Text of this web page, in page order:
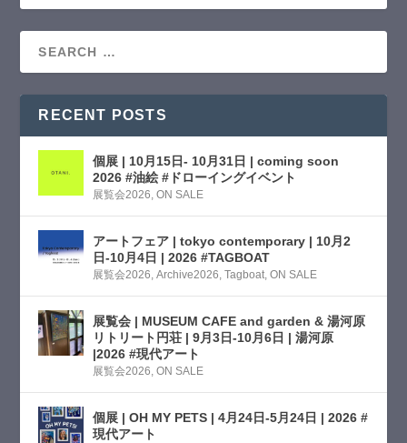
RECENT POSTS
個展 | 10月15日- 10月31日 | coming soon
2026 #油絵 #ドローイングイベント
展覧会2026,ON SALE
アートフェア | tokyo contemporary | 10月2
日-10月4日 | 2026 #TAGBOAT
展覧会2026,Archive2026,Tagboat,ON SALE
展覧会 | MUSEUM CAFE and garden & 湯河原
リトリート円荘 | 9月3日-10月6日 | 湯河原
|2026 #現代アート
展覧会2026,ON SALE
個展 | OH MY PETS | 4月24日-5月24日 | 2026 #
現代アート